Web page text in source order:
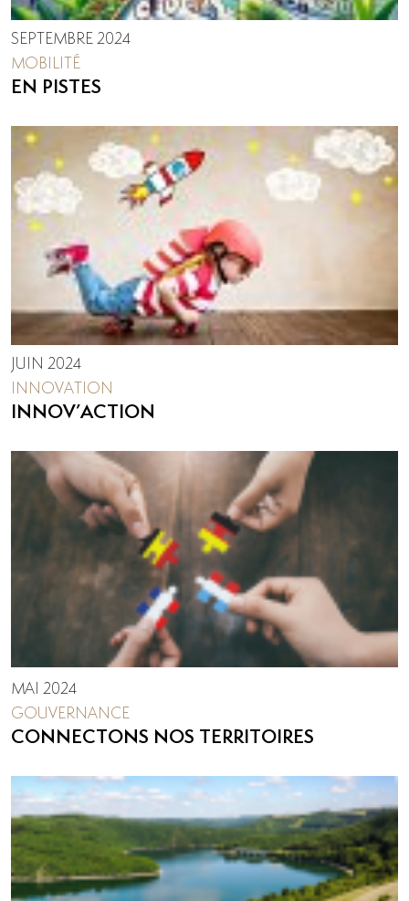
SEPTEMBRE 2024
MOBILITÉ
EN PISTES
JUIN 2024
INNOVATION
INNOV’ACTION
MAI 2024
GOUVERNANCE
CONNECTONS NOS TERRITOIRES